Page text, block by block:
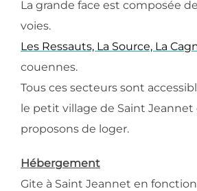
La grande face est composée
voies.
Les Ressauts, La Source, La
couennes.
Tous ces secteurs sont
le petit village de Saint Jeannet
proposons de loger.
Hébergement
Gite à Saint Jeannet en